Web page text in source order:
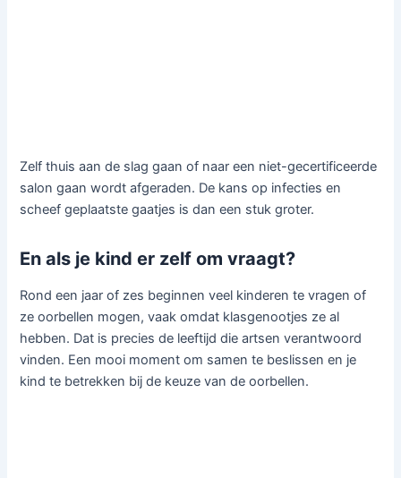
Zelf thuis aan de slag gaan of naar een niet-gecertificeerde
salon gaan wordt afgeraden. De kans op infecties en
scheef geplaatste gaatjes is dan een stuk groter.
En als je kind er zelf om vraagt?
Rond een jaar of zes beginnen veel kinderen te vragen of
ze oorbellen mogen, vaak omdat klasgenootjes ze al
hebben. Dat is precies de leeftijd die artsen verantwoord
vinden. Een mooi moment om samen te beslissen en je
kind te betrekken bij de keuze van de oorbellen.